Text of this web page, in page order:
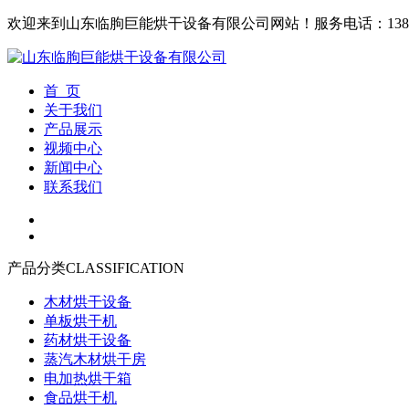
欢迎来到山东临朐巨能烘干设备有限公司网站！ 服务电话：
首 页
关于我们
产品展示
视频中心
新闻中心
联系我们
产品分类CLASSIFICATION
木材烘干设备
单板烘干机
药材烘干设备
蒸汽木材烘干房
电加热烘干箱
食品烘干机